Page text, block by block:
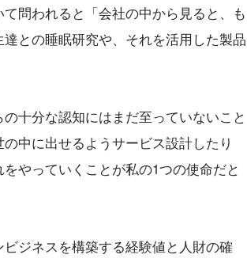
問われると「会社の中から見ると、も
との睡眠研究や、それを活用した製品
十分な認知にはまだ至っていないこと
中に出せるようサービス設計したり
やっていくことが私の1つの使命だと
ジネスを構築する経験値と人財の確